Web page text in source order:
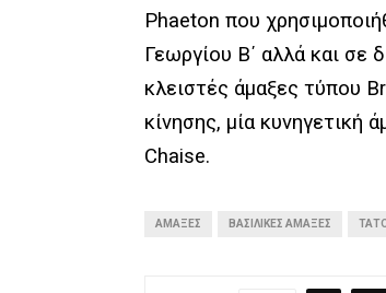
Phaeton που
Γεωργίου Β΄ αλλά και σε
κλειστές άμαξες τύπου
κίνησης, μία κυνηγετική
Chaise.
ΆΜΑΞΕΣ ΒΑΣΙΛΙΚΈΣ ΆΜΑΞΕΣ